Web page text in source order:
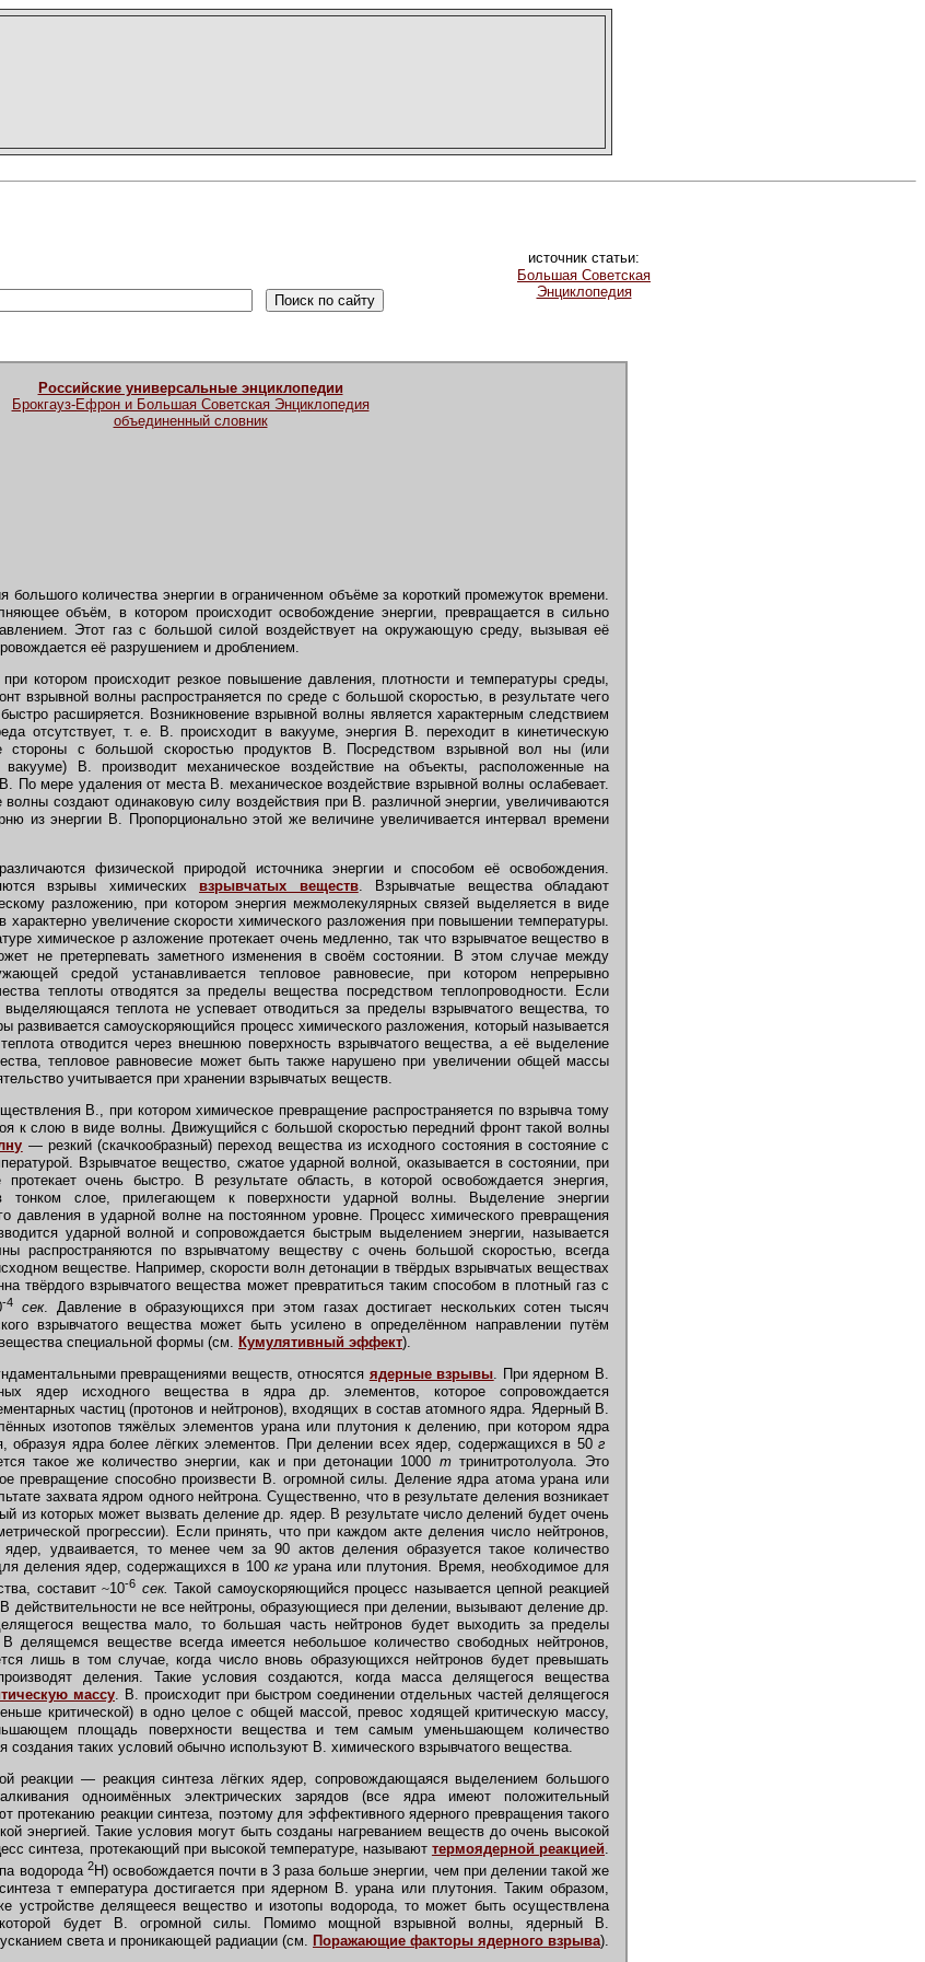
источник статьи:
Большая Советская
Энциклопедия
Российские универсальные энциклопедии
Брокгауз-Ефрон и Большая Советская Энциклопедия
объединенный словник
большого количества энергии в ограниченном объёме за короткий промежуток времени.
объём, в котором происходит освобождение энергии, превращается в сильно
Этот газ с большой силой воздействует на окружающую среду, вызывая её
её разрушением и дроблением.
котором происходит резкое повышение давления, плотности и температуры среды,
взрывной волны распространяется по среде с большой скоростью, в результате чего
расширяется. Возникновение взрывной волны является характерным следствием
отсутствует, т. е. В. происходит в вакууме, энергия В. переходит в кинетическую
стороны с большой скоростью продуктов В. Посредством взрывной вол ны (или
В. производит механическое воздействие на объекты, расположенные на
По мере удаления от места В. механическое воздействие взрывной волны ослабевает.
волны создают одинаковую силу воздействия при В. различной энергии, увеличиваются
из энергии В. Пропорционально этой же величине увеличивается интервал времени
физической природой источника энергии и способом её освобождения.
взрывы химических взрывчатых веществ. Взрывчатые вещества обладают
разложению, при котором энергия межмолекулярных связей выделяется в виде
увеличение скорости химического разложения при повышении температуры.
химическое р азложение протекает очень медленно, так что взрывчатое вещество в
не претерпевать заметного изменения в своём состоянии. В этом случае между
средой устанавливается тепловое равновесие, при котором непрерывно
теплоты отводятся за пределы вещества посредством теплопроводности. Если
теплота не успевает отводиться за пределы взрывчатого вещества, то
развивается самоускоряющийся процесс химического разложения, который называется
отводится через внешнюю поверхность взрывчатого вещества, а её выделение
тепловое равновесие может быть также нарушено при увеличении общей массы
учитывается при хранении взрывчатых веществ.
В., при котором химическое превращение распространяется по взрывча тому
к слою в виде волны. Движущийся с большой скоростью передний фронт такой волны
—резкий (скачкообразный) переход вещества из исходного состояния в состояние с
Взрывчатое вещество, сжатое ударной волной, оказывается в состоянии, при
протекает очень быстро. В результате область, в которой освобождается энергия,
в тонком слое, прилегающем к поверхности ударной волны. Выделение энергии
давления в ударной волне на постоянном уровне. Процесс химического превращения
ударной волной и сопровождается быстрым выделением энергии, называется
распространяются по взрывчатому веществу с очень большой скоростью, всегда
веществе. Например, скорости волн детонации в твёрдых взрывчатых веществах
твёрдого взрывчатого вещества может превратиться таким способом в плотный газ с
-4 сек. Давление в образующихся при этом газах достигает нескольких сотен тысяч
взрывчатого вещества может быть усилено в определённом направлении путём
специальной формы (см. Кумулятивный эффект).
превращениями веществ, относятся ядерные взрывы. При ядерном В.
ядер исходного вещества в ядра др. элементов, которое сопровождается
частиц (протонов и нейтронов), входящих в состав атомного ядра. Ядерный В.
изотопов тяжёлых элементов урана или плутония к делению, при котором ядра
образуя ядра более лёгких элементов. При делении всех ядер, содержащихся в 50 г
такое же количество энергии, как и при детонации 1000 т тринитротолуола. Это
превращение способно произвести В. огромной силы. Деление ядра атома урана или
захвата ядром одного нейтрона. Существенно, что в результате деления возникает
из которых может вызвать деление др. ядер. В результате число делений будет очень
прогрессии). Если принять, что при каждом акте деления число нейтронов,
удваивается, то менее чем за 90 актов деления образуется такое количество
деления ядер, содержащихся в 100 кгурана или плутония. Время, необходимое для
составит~10-6 сек. Такой самоускоряющийся процесс называется цепной реакцией
действительности не все нейтроны, образующиеся при делении, вызывают деление др.
вещества мало, то большая часть нейтронов будет выходить за пределы
делящемся веществе всегда имеется небольшое количество свободных нейтронов,
лишь в том случае, когда число вновь образующихся нейтронов будет превышать
деления. Такие условия создаются, когда масса делящегося вещества
массу . В. происходит при быстром соединении отдельных частей делящегося
критической) в одно целое с общей массой, превос ходящей критическую массу,
площадь поверхности вещества и тем самым уменьшающем количество
таких условий обычно используют В. химического взрывчатого вещества.
реакции — реакция синтеза лёгких ядер, сопровождающаяся выделением большого
одноимённых электрических зарядов (все ядра имеют положительный
протеканию реакции синтеза, поэтому для эффективного ядерного превращения такого
энергией. Такие условия могут быть созданы нагреванием веществ до очень высокой
синтеза, протекающий при высокой температуре, называют термоядерной реакцией
водорода 2H) освобождается почти в 3 раза больше энергии, чем при делении такой же
т емпература достигается при ядерном В. урана или плутония. Таким образом,
устройстве делящееся вещество и изотопы водорода, то может быть осуществлена
которой будет В. огромной силы. Помимо мощной взрывной волны, ядерный В.
света и проникающей радиации (см.
Поражающие факторы ядерного взрыва).